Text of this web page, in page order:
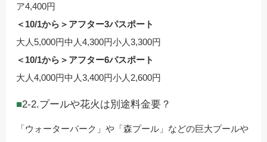
ア4,400円
＜10/1から＞アフター3パスポート
大人5,000円中人4,300円小人3,300円
＜10/1から＞アフター6パスポート
大人4,000円中人3,400円小人2,600円
2-2.プールや花火は別途料金要？
「ウォーターパーク」や「森プール」などの巨大プールや